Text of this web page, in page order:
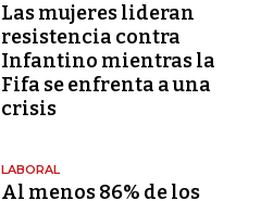
Las mujeres lideran
resistencia contra
Infantino mientras la
Fifa se enfrenta a una
crisis
LABORAL
Al menos 86% de los